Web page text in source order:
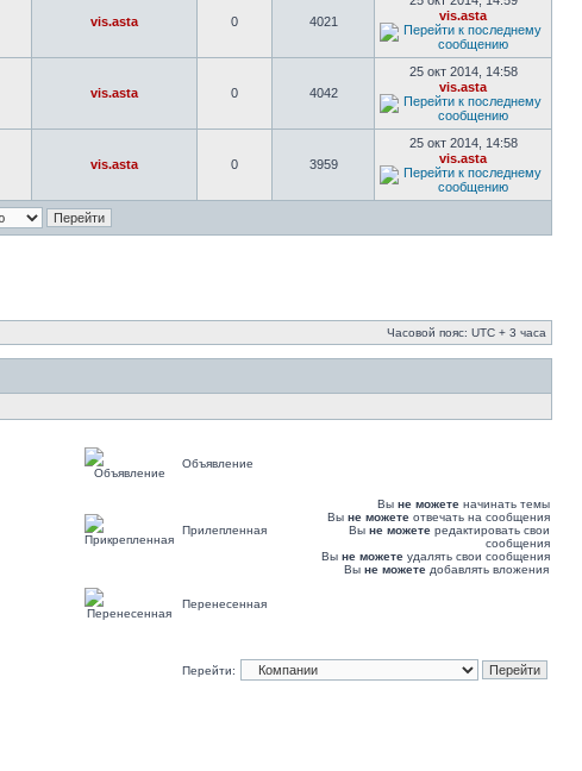
vis.asta 0 4021
vis.asta
vis.asta 0 4042
25 окт 2014, 14:58
vis.asta
vis.asta 0 3959
25 окт 2014, 14:58
vis.asta
Часовой пояс: UTC + 3 часа
Объявление
Прилепленная
Перенесенная
Вы не можете начинать темы
Вы не можете отвечать на сообщения
Вы не можете редактировать свои
сообщения
Вы не можете удалять свои сообщения
Вы не можете добавлять вложения
Перейти: